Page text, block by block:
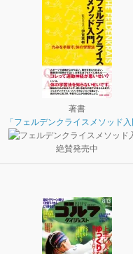
著書
「フェルデンクライスメソッド入
絶賛発売中